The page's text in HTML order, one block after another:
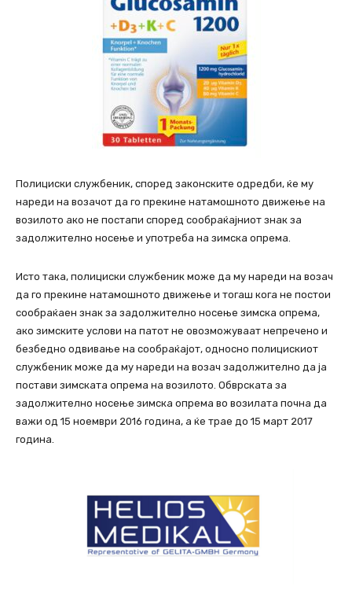
Полициски службеник, според законските одредби, ќе му
нареди на возачот да го прекине натамошното движење на
возилото ако не постапи според сообраќајниот знак за
задолжително носење и употреба на зимска опрема.
Исто така, полициски службеник може да му нареди на возач
да го прекине натамошното движење и тогаш кога не постои
сообраќаен знак за задолжително носење зимска опрема,
ако зимските услови на патот не овозможуваат непречено и
безбедно одвивање на сообраќајот, односно полицискиот
службеник може да му нареди на возач задолжително да ја
постави зимската опрема на возилото. Обврската за
задолжително носење зимска опрема во возилата почна да
важи од 15 ноември 2016 година, а ќе трае до 15 март 2017
година.